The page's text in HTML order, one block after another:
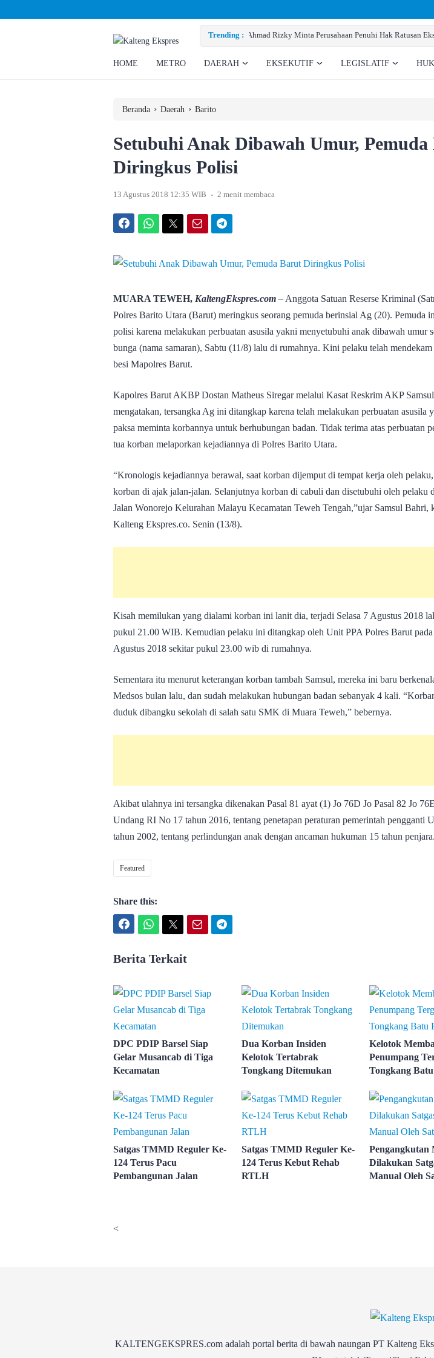
Trending :
Minta Perusahaan Penuhi Hak Ratusan Eks Pekerja Pemkab Gumas
HOME METRO DAERAH EKSEKUTIF LEGISLATIF
Beranda › Daerah › Barito
Setubuhi Anak Dibawah Umur,
Diringkus Polisi
13 Agustus 2018 12:35 WIB . 2 menit membaca
MUARA TEWEH, KaltengEkspres.com – Anggota Satuan Reserse Kriminal
Polres Barito Utara (Barut) meringkus seorang pemuda berinsial Ag (20). Pemuda
polisi karena melakukan perbuatan asusila yakni menyetubuhi anak dibawah umur
bunga (nama samaran), Sabtu (11/8) lalu di rumahnya. Kini pelaku telah
besi Mapolres Barut.
Kapolres Barut AKBP Dostan Matheus Siregar melalui Kasat Reskrim AKP
mengatakan, tersangka Ag ini ditangkap karena telah melakukan perbuatan asusila
paksa meminta korbannya untuk berhubungan badan. Tidak terima atas perbuatan
tua korban melaporkan kejadiannya di Polres Barito Utara.
“Kronologis kejadiannya berawal, saat korban dijemput di tempat kerja oleh
korban di ajak jalan-jalan. Selanjutnya korban di cabuli dan disetubuhi oleh pelaku
Jalan Wonorejo Kelurahan Malayu Kecamatan Teweh Tengah,”ujar Samsul Bahri,
Kalteng Ekspres.co. Senin (13/8).
Kisah memilukan yang dialami korban ini lanit dia, terjadi Selasa 7 Agustus 2018
pukul 21.00 WIB. Kemudian pelaku ini ditangkap oleh Unit PPA Polres Barut pada
Agustus 2018 sekitar pukul 23.00 wib di rumahnya.
Sementara itu menurut keterangan korban tambah Samsul, mereka ini baru
Medsos bulan lalu, dan sudah melakukan hubungan badan sebanyak 4 kali.
duduk dibangku sekolah di salah satu SMK di Muara Teweh,” bebernya.
Akibat ulahnya ini tersangka dikenakan Pasal 81 ayat (1) Jo 76D Jo Pasal 82 Jo
Undang RI No 17 tahun 2016, tentang penetapan peraturan pemerintah pengganti
tahun 2002, tentang perlindungan anak dengan ancaman hukuman 15 tahun
Featured
Share this:
Berita Terkait
DPC PDIP Barsel Siap
Gelar Musancab di Tiga
Kecamatan
Dua Korban Insiden
Kelotok Tertabrak
Tongkang Ditemukan
Kelotok
Penumpang
Tongkang
Satgas TMMD Reguler Ke-
124 Terus Pacu
Pembangunan Jalan
Satgas TMMD Reguler Ke-
124 Terus Kebut Rehab
RTLH
Pengangkutan
Dilakukan
Manual Oleh
<
KALTENGEKSPRES.com adalah portal berita di bawah naungan PT Kalteng